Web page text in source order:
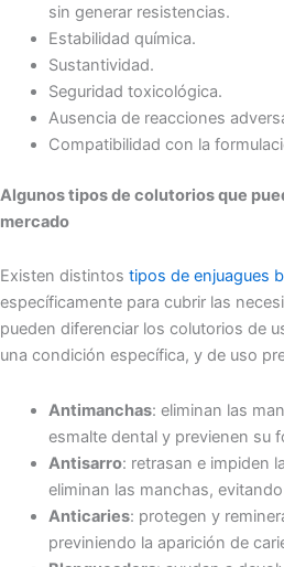
sin generar resistencias.
Estabilidad química.
Sustantividad.
Seguridad toxicológica.
Ausencia de reacciones
Compatibilidad con la
Algunos tipos de colutorios que
mercado
Existen distintos tipos de enjuagues
específicamente para cubrir las
pueden diferenciar los colutorios de
una condición específica, y de uso
Antimanchas: eliminan las
esmalte dental y previenen su
Antisarro: retrasan e impiden
eliminan las manchas,
Anticaries: protegen y
previniendo la aparición de